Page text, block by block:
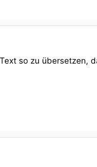
so zu übersetzen,